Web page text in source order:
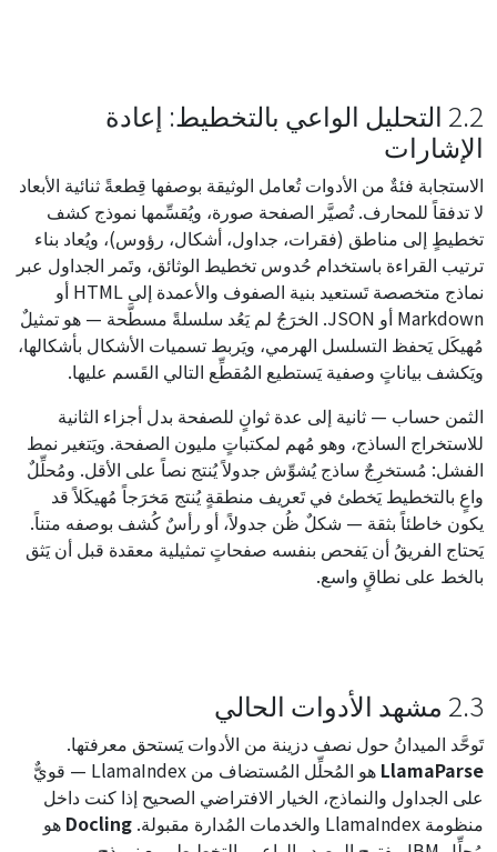
2.2 التحليل الواعي بالتخطيط: إعادة
الإشارات
الاستجابة فئةٌ من الأدوات تُعامل الوثيقة بوصفها قِطعةً ثنائية الأبعاد
لا تدفقاً للمحارف. تُصيَّر الصفحة صورة، ويُقسِّمها نموذج كشف
تخطيطٍ إلى مناطق (فقرات، جداول، أشكال، رؤوس)، ويُعاد بناء
ترتيب القراءة باستخدام حُدوس تخطيط الوثائق، وتَمر الجداول عبر
نماذج متخصصة تَستعيد بنية الصفوف والأعمدة إلى HTML أو
Markdown أو JSON. الخرَجُ لم يَعُد سلسلةً مسطَّحة — هو تمثيلٌ
مُهيكَل يَحفظ التسلسل الهرمي، ويَربط تسميات الأشكال بأشكالها،
ويَكشف بياناتٍ وصفية يَستطيع المُقطِّع التالي القَسم عليها.
الثمن حساب — ثانية إلى عدة ثوانٍ للصفحة بدل أجزاء الثانية
للاستخراج الساذج، وهو مُهم لمكتباتٍ مليون الصفحة. ويَتغير نمط
الفشل: مُستخرِجٌ ساذج يُشوِّش جدولاً يُنتج نصاً على الأقل. ومُحلِّلٌ
واعٍ بالتخطيط يَخطئ في تَعريف منطقةٍ يُنتج مَخرَجاً مُهيكَلاً قد
يكون خاطئاً بثقة — شكلٌ ظُن جدولاً، أو رأسٌ كُشف بوصفه متناً.
يَحتاج الفريقُ أن يَفحص بنفسه صفحاتٍ تمثيلية معقدة قبل أن يَثق
بالخط على نطاقٍ واسع.
2.3 مشهد الأدوات الحالي
تَوحَّد الميدانُ حول نصف دزينة من الأدوات يَستحق معرفتها.
LlamaParse
هو المُحلِّل المُستضاف من LlamaIndex — قويٌّ
على الجداول والنماذج، الخيار الافتراضي الصحيح إذا كنت داخل
منظومة LlamaIndex والخدمات المُدارة مقبولة.
Docling هو